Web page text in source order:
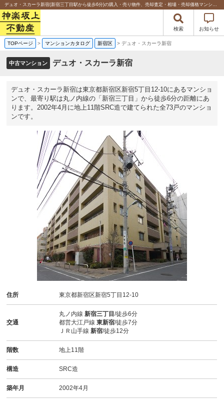
デュオ・スカーラ新宿(新宿三丁目駅から徒歩6分)の購入・売り物件、売却査定・相場・売却価格マンション情報｜日本新都市リアルタ株式会社
検索 お知らせ
TOPページ > マンションカタログ 新宿区 > デュオ・スカーラ新宿
中古マンション デュオ・スカーラ新宿
デュオ・スカーラ新宿は東京都新宿区新宿5丁目12-10にあるマンショ
ンで、最寄り駅は丸ノ内線の「新宿三丁目」から徒歩6分の距離にあ
ります。2002年4月に地上11階SRC造で建てられた全73戸のマンショ
ンです。
住所 東京都新宿区新宿5丁目12-10
交通
丸ノ内線新宿三丁目/徒歩6分
都営大江戸線東新宿/徒歩7分
ＪＲ山手線新宿/徒歩12分
階数 地上11階
構造 SRC造
築年月 2002年4月